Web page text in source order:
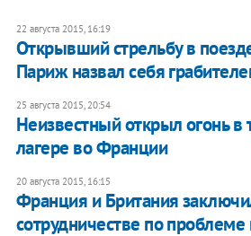
22 августа 2015, 16:19
Открывший стрельбу в
Париж назвал себя
25 августа 2015, 20:54
Неизвестный открыл огонь в
лагере во Франции
20 августа 2015, 16:15
Франция и Британия
сотрудничестве по проблеме